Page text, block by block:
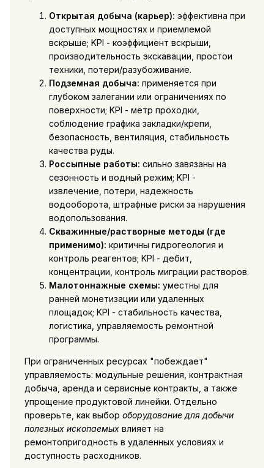
Открытая добыча (карьер): эффективна при
доступных мощностях и приемлемой
вскрыше; KPI - коэффициент вскрыши,
производительность экскавации, простои
техники, потери/разубоживание.
Подземная добыча: применяется при
глубоком залегании или ограничениях по
поверхности; KPI - метр проходки,
соблюдение графика закладки/крепи,
безопасность, вентиляция, стабильность
качества руды.
Россыпные работы: сильно завязаны на
сезонность и водный режим; KPI -
извлечение, потери, надежность
водооборота, штрафные риски за нарушения
водопользования.
Скважинные/растворные методы (где
применимо): критичны гидрогеология и
контроль реагентов; KPI - дебит,
концентрации, контроль миграции растворов.
Малотоннажные схемы: уместны для
ранней монетизации или удаленных
площадок; KPI - стабильность качества,
логистика, управляемость ремонтной
программы.
При ограниченных ресурсах "побеждает"
управляемость: модульные решения, контрактная
добыча, аренда и сервисные контракты, а также
упрощение продуктовой линейки. Отдельно
проверьте, как выбор оборудование для добычи
полезных ископаемыхвлияет на
ремонтопригодность в удаленных условиях и
доступность расходников.